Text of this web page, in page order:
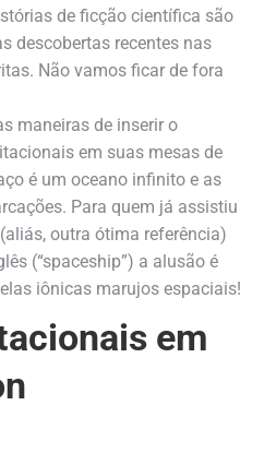
de ficção científica são
descobertas recentes nas
Não vamos ficar de fora
maneiras de inserir o
em suas mesas de
é um oceano infinito e as
Para quem já assistiu
(aliás, outra ótima referência)
(“spaceship”) a alusão é
iônicas marujos espaciais!
em